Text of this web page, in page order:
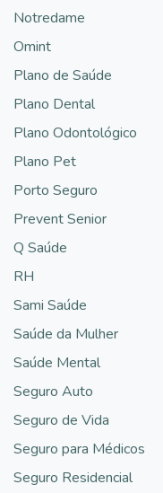
Notredame
Omint
Plano de Saúde
Plano Dental
Plano Odontológico
Plano Pet
Porto Seguro
Prevent Senior
Q Saúde
RH
Sami Saúde
Saúde da Mulher
Saúde Mental
Seguro Auto
Seguro de Vida
Seguro para Médicos
Seguro Residencial